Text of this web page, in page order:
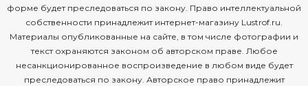
форме будет преследоваться по закону. Право интеллектуальной
собственности принадлежит интернет-магазину Lustrof.ru.
Материалы опубликованные на сайте, в том числе фотографии и
текст охраняются законом об авторском праве. Любое
несанкционированное воспроизведение в любом виде будет
преследоваться по закону. Авторское право принадлежит